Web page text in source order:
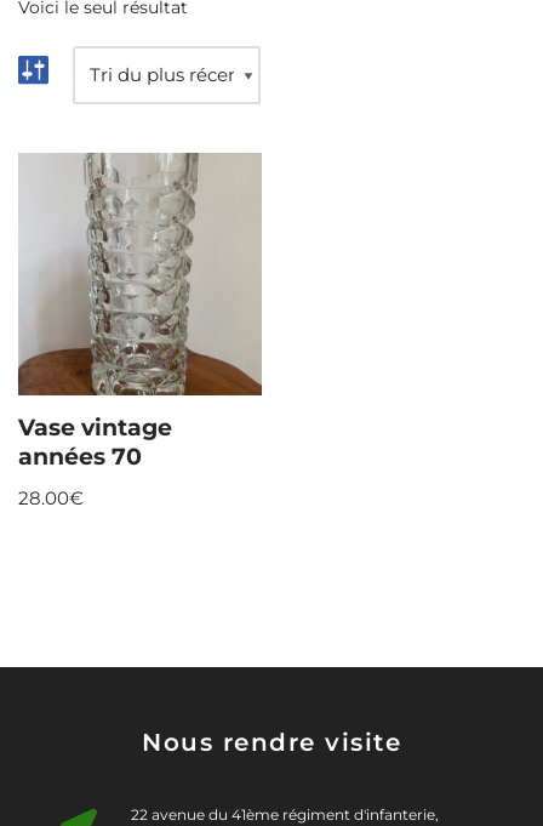
Voici le seul résultat
Vase vintage
années 70
28.00€
Nous rendre visite
22 avenue du 41ème régiment d'infanterie,